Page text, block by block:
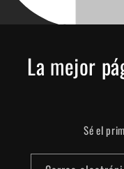
La mejor
Sé el